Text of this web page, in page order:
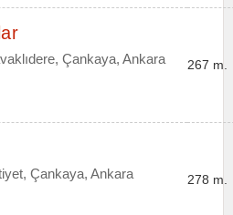
Çankaya, Ankara 267 m.
Çankaya, Ankara 278 m.